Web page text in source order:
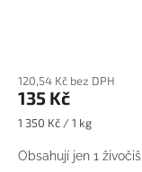
120,54 Kč bez DPH
135 Kč
Měrná
1 350 Kč / 1 kg
Obsahují jen 1